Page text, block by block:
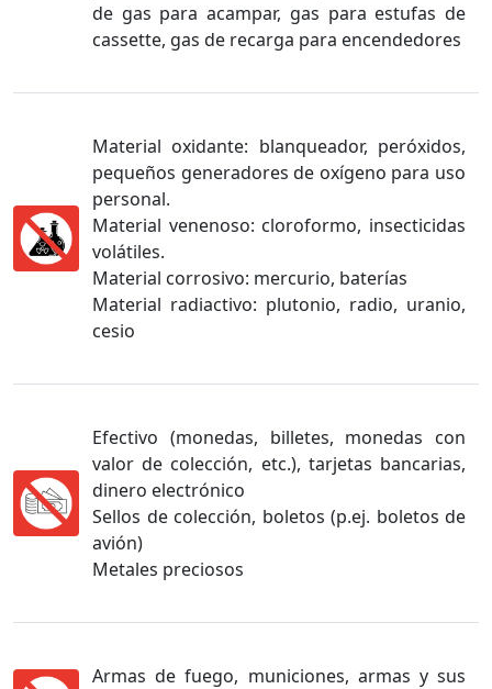
de gas para acampar, gas para estufas de
cassette, gas de recarga para encendedores
Material oxidante: blanqueador, peróxidos,
pequeños generadores de oxígeno para uso
personal.
Material venenoso: cloroformo, insecticidas
volátiles.
Material corrosivo: mercurio, baterías
Material radiactivo: plutonio, radio, uranio,
cesio
Efectivo (monedas, billetes, monedas con
valor de colección, etc.), tarjetas bancarias,
dinero electrónico
Sellos de colección, boletos (p.ej. boletos de
avión)
Metales preciosos
Armas de fuego, municiones, armas y sus